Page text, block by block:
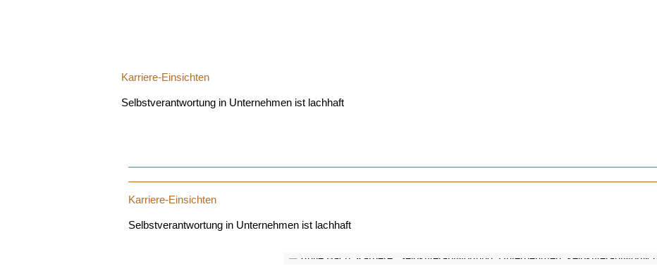
Karriere-Einsichten
Selbstverantwortung in Unternehmen ist lachhaft
Karriere-Einsichten
Selbstverantwortung in Unternehmen ist lachhaft